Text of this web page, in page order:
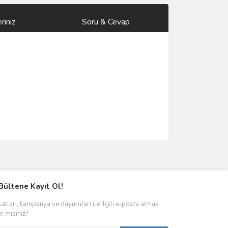
Soru & Cevap
Kayıt Ol!
kampanya ve duyuruları ile ilgili e-posta almak
misiniz?